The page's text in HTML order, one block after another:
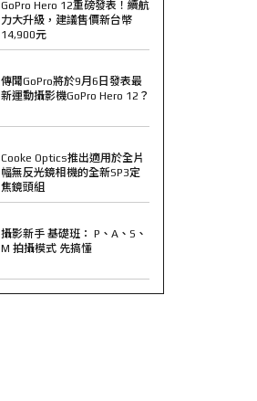
GoPro Hero 12重磅發表！續航
力大升級，建議售價新台幣
14,900元
傳聞GoPro將於9月6日發表最
新運動攝影機GoPro Hero 12？
Cooke Optics推出適用於全片
幅無反光鏡相機的全新SP3定
焦鏡頭組
攝影新手 基礎班： P、A、S、
M 拍攝模式 先搞懂